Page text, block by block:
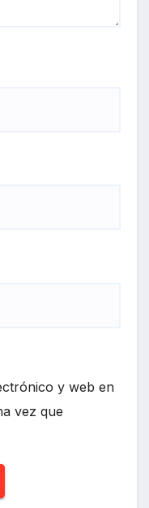
y web en
vez que